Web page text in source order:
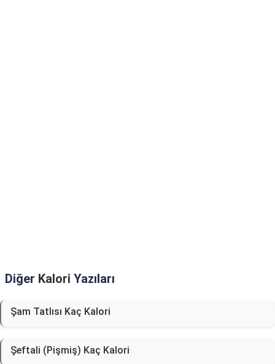
Diğer Kalori Yazıları
Şam Tatlısı Kaç Kalori
Şeftali (Pişmiş) Kaç Kalori